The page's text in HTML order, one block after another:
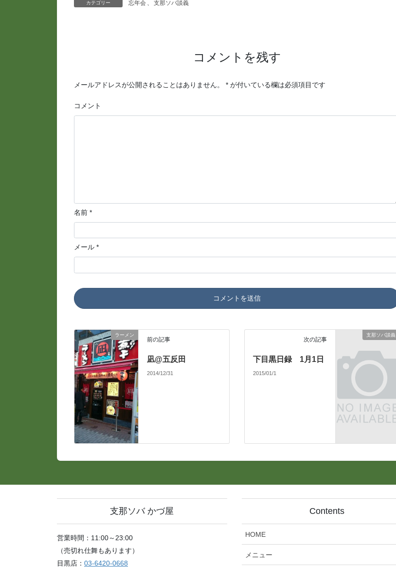
カテゴリー 忘年会 、 支那ソバ談義
コメントを残す
メールアドレスが公開されることはありません。 *が付いている欄は必須項目です
コメント
名前 *
メール *
ラーメン
前の記事
凪@五反田
2014/12/31
支那ソバ談義
次の記事
下目黒日録 1月1日
2015/01/1
支那ソバ かづ屋
営業時間：11:00～23:00
（売切れ仕舞もあります）
目黒店： 03-6420-0668
Contents
HOME
メニュー